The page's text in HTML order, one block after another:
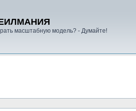
масштабную модель? - Думайте!